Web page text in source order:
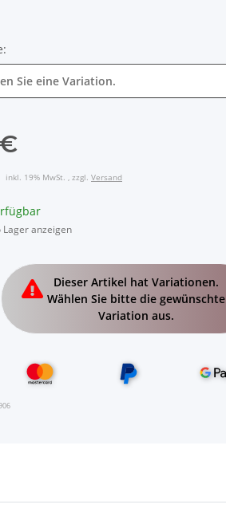
Sie eine Variation.
inkl. 19% MwSt. , zzgl. Versand
Lager anzeigen
x
Dieser Artikel hat Variationen.
Wählen Sie bitte die gewünschte
Variation aus.